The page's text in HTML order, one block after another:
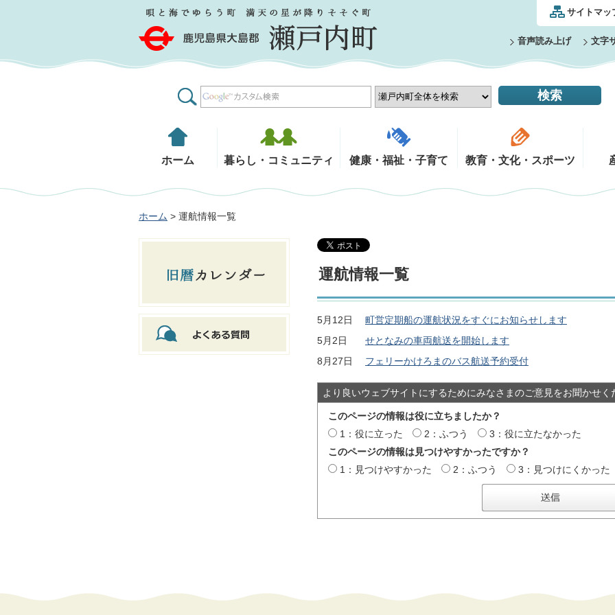
鹿児島県大島郡 瀬戸内町 サイトマッ
音声読み上げ 文字
ホーム 暮らし・コミュニティ 健康・福祉・子育て 教育・文化・スポーツ
ホーム > 運航情報一覧
運航情報一覧
5月12日
町営定期船の運航状況をすぐにお知らせします
5月2日
せとなみの車両航送を開始します
8月27日
フェリーかけろまのバス航送予約受付
より良いウェブサイトにするためにみなさまのご意見をお聞かせく
このページの情報は役に立ちましたか？
1：役に立った
2：ふつう
3：役に立たなかった
このページの情報は見つけやすかったですか？
1：見つけやすかった
2：ふつう 3：見つけにくかった